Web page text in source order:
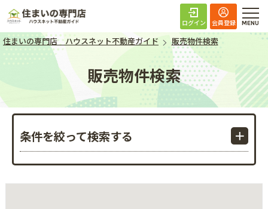
住まいの専門店 ハ
ログイン 会員登録
住まいの専門店 ハウスネット不動産ガイド 販売物件検索
販売物件検索
条件を絞って検索する